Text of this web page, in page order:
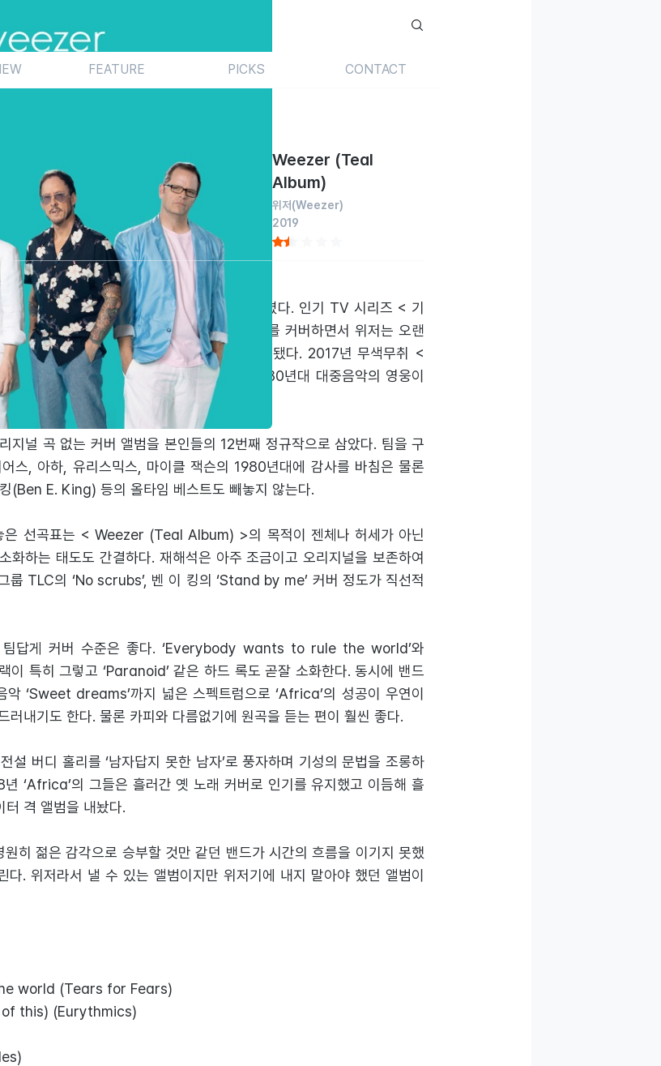
FEATURE PICKS CONTACT
Weezer (Teal
Album)
위저(Weezer)
2019
1982년의 토토(Toto)는 2019년의 위저를 살렸다. 인기 TV 시리즈 < 기
사운드트랙으로 다시 인기를 얻은 ‘Africa’를 커버하면서 위저는 오랜
년 한 해 가장 많이 언급된 밴드 중 하나가 됐다. 2017년 무색무취 <
두운 미래가 드리운 얼터너티브 노장을 1980년대 대중음악의 영웅이
지널 곡 없는 커버 앨범을 본인들의 12번째 정규작으로 삼았다. 팀을 구
스, 아하, 유리스믹스, 마이클 잭슨의 1980년대에 감사를 바침은 물론
(Ben E. King) 등의 올타임 베스트도 빼놓지 않는다.
은 선곡표는 < Weezer (Teal Album) >의 목적이 젠체나 허세가 아닌
화하는 태도도 간결하다. 재해석은 아주 조금이고 오리지널을 보존하여
룹 TLC의 ‘No scrubs’, 벤 이 킹의 ‘Stand by me’ 커버 정도가 직선적
팀답게 커버 수준은 좋다. ‘Everybody wants to rule the world’와
이 특히 그렇고 ‘Paranoid’ 같은 하드 록도 곧잘 소화한다. 동시에 밴드
‘Sweet dreams’까지 넓은 스펙트럼으로 ‘Africa’의 성공이 우연이
러내기도 한다. 물론 카피와 다름없기에 원곡을 듣는 편이 훨씬 좋다.
설 버디 홀리를 ‘남자답지 못한 남자’로 풍자하며 기성의 문법을 조롱하
‘Africa’의 그들은 흘러간 옛 노래 커버로 인기를 유지했고 이듬해 흘
터 격 앨범을 내놨다.
젊은 감각으로 승부할 것만 같던 밴드가 시간의 흐름을 이기지 못했
다. 위저라서 낼 수 있는 앨범이지만 위저기에 내지 말아야 했던 앨범이
world (Tears for Fears)
this) (Eurythmics)